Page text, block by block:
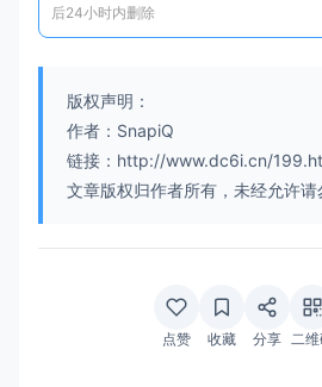
后24小时内删除
版权声明：
作者：SnapiQ
链接：http://www.dc6i.cn/
文章版权归作者所有，未经允许请
点赞 收藏 分享 二